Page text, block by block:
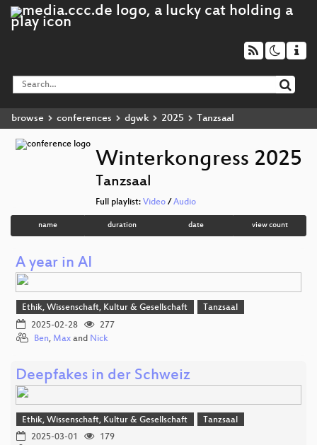
browse conferences dgwk 2025 Tanzsaal
Winterkongress 2025
Tanzsaal
Full playlist: Video / Audio
name duration date view count
A year in AI
Ethik, Wissenschaft, Kultur & Gesellschaft
Tanzsaal
2025-02-28
277
Ben, Max and Nick
Deepfakes in der Schweiz
Ethik, Wissenschaft, Kultur & Gesellschaft
Tanzsaal
2025-03-01
179